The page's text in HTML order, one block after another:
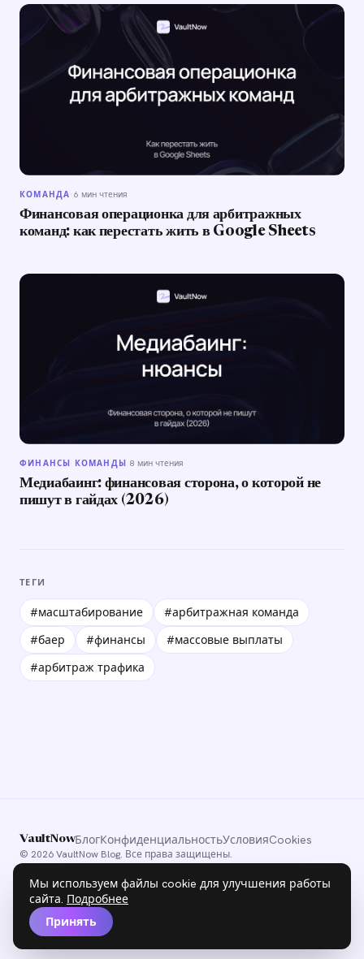
КОМАНДА 6 мин чтения
Финансовая операционка для арбитражных
команд: как перестать жить в Google Sheets
ФИНАНСЫ КОМАНДЫ ·8 мин чтения
Медиабаинг: финансовая сторона, о которой не
пишут в гайдах (2026)
ТЕГИ
#масштабирование
#арбитражная команда
#баер
#финансы
#массовые выплаты
#арбитраж трафика
VaultNowБлогКонфиденциальностьУсловияCookies
© 2026 VaultNow Blog. Все права защищены.
Мы используем файлы cookie для улучшения работы
сайта. Подробнее
Принять